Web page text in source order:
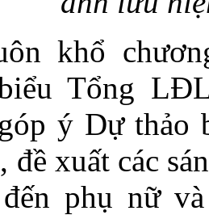
khổ
Tổng
ý Dự thảo
xuất các
phụ nữ